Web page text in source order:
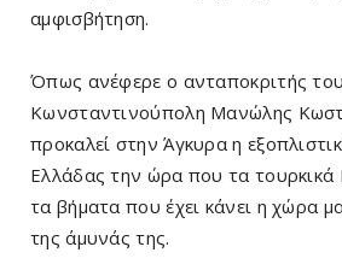
αμφισβήτηση.
Όπως ανέφερε ο ανταποκριτής
Κωνσταντινούπολη Μανώλης
προκαλεί στην Άγκυρα η
Ελλάδας την ώρα που τα
τα βήματα που έχει κάνει η χώρα
της άμυνάς της.